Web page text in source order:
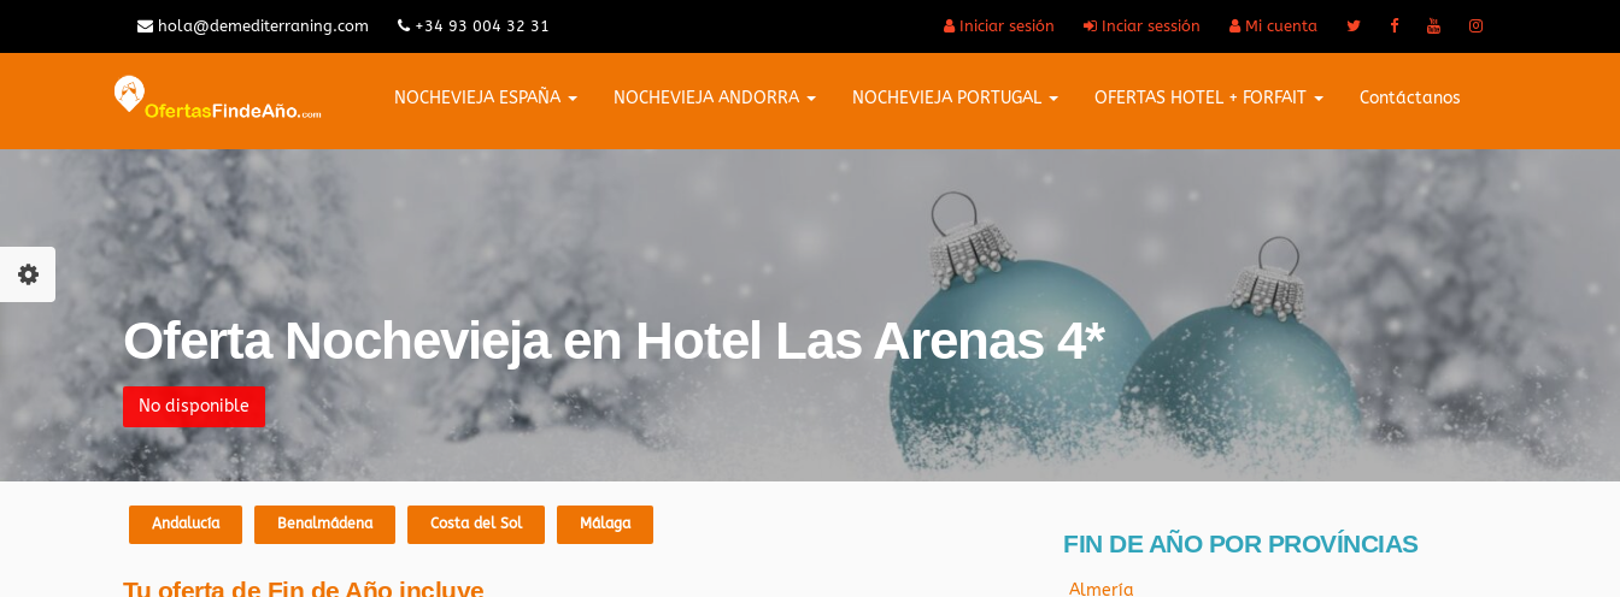
hola@demediterraning.com +34 93 004 32 31 Iniciar sesión Inciar sessión Mi cuenta
NOCHEVIEJA ESPAÑA NOCHEVIEJA ANDORRA NOCHEVIEJA PORTUGAL OFERTAS HOTEL + FORFAIT Contáctanos
Oferta Nochevieja en Hotel Las Arenas 4*
No disponible
Andalucía Benalmádena Costa del Sol Málaga
Tu oferta de Fin de Año incluye
FIN DE AÑO POR PROVÍNCIAS
Almería